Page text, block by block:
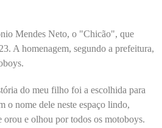
Mendes Neto, o "Chicão", que
A homenagem, segundo a prefeitura,
do meu filho foi a escolhida para
o nome dele neste espaço lindo,
orou e olhou por todos os motoboys.